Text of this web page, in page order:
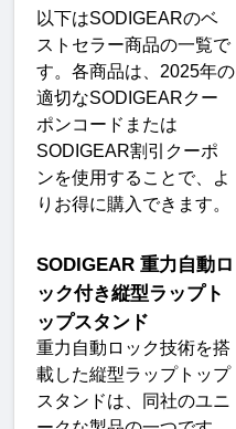
以下はSODIGEARのベ
ストセラー商品の一覧で
す。各商品は、 2025年の
適切なSODIGEARクー
ポンコードまたは
SODIGEAR割引クーポ
ンを使用することで、よ
りお得に購入できます。
SODIGEAR 重力自動ロ
ック付き縦型ラップト
ップスタンド
重力自動ロック技術を搭
載した縦型ラップトップ
スタンドは、同社のユニ